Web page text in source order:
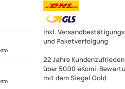
Inkl.
und Paketverfolgung
22 Jahre
über 5000 eKomi-
mit dem Siegel Gold